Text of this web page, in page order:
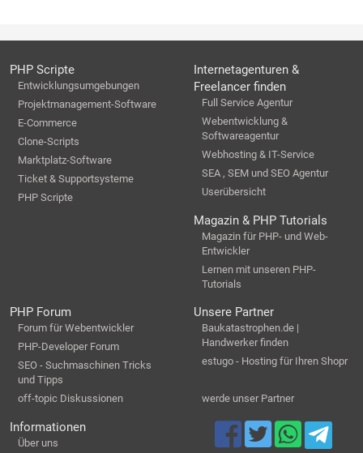
PHP Scripte
Entwicklungsumgebungen
Projektmanagement-Software
E-Commerce
Clone-Scripts
Marktplatz-Software
Ticket & Supportsysteme
PHP Scripte
Internetagenturen &
Freelancer finden
Full Service Agentur
Webentwicklung &
Softwareagentur
Webhosting & IT-Service
SEA , SEM und SEO Agentur
Userübersicht
Magazin & PHP Tutorials
Magazin für PHP- und Web-
Entwickler
Lernen mit unseren PHP-
Tutorials
PHP Forum
Forum für Webentwickler
PHP-Developer Forum
SEO - Suchmaschinen Tricks
und Tipps
off-topic Diskussionen
Unsere Partner
Baukatastrophen.de |
Handwerker finden
estugo - Hosting für Ihren Shopr
werde unser Partner
Informationen
Über uns